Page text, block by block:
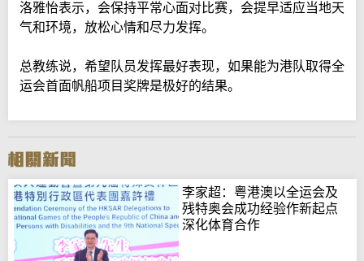
洛雅怡表示，会保持平常心面对比赛，会提早适应当地天
气和环境，放松心情和尽力发挥。
总教练说，希望队员发挥最好表现，如果能为港队取得全
运会首面帆船项目奖牌是极好的结果。
李家超：粤港澳以全运会及
残特奥会成功经验作新起点
深化体育合作